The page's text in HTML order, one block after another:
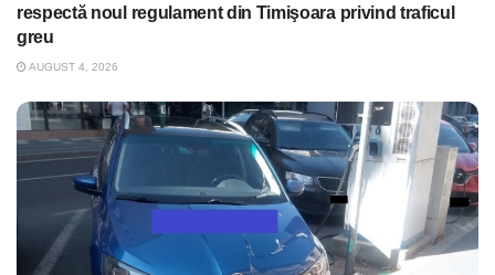
respectă noul regulament din Timişoara privind traficul
greu
AUGUST 4, 2026